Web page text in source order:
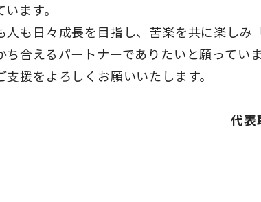
ます。
人も日々成長を目指し、苦楽を共に楽しみ
ち合えるパートナーでありたいと願ってい
支援をよろしくお願いいたします。
代